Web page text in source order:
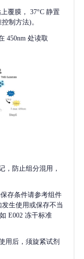
覆膜， 37°C 静置
制方法)。
450nm 处读取
，防止组分混用，
存条件请参考组件
生使用或保存不当
E002 冻干标准
用后，须旋紧试剂